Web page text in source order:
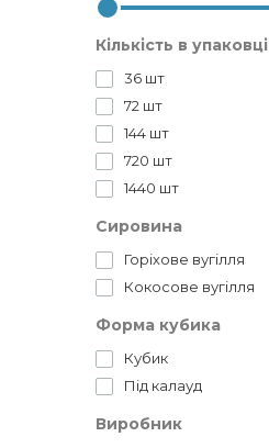
Кількість в упаковці
36 шт
72 шт
144 шт
720 шт
1440 шт
Сировина
Горіхове вугілля
Кокосове вугілля
Форма кубика
Кубик
Під калауд
Виробник